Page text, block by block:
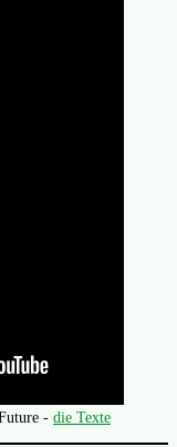
- die Texte